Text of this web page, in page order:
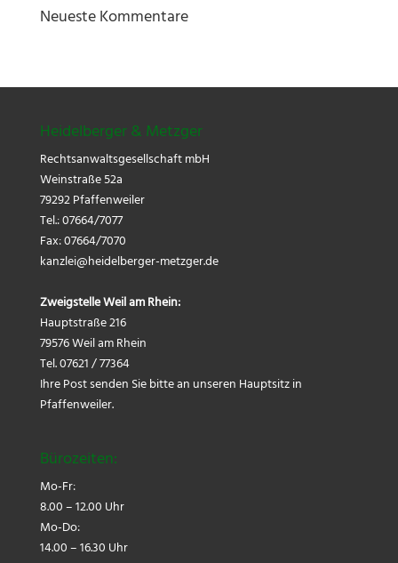
Neueste Kommentare
Heidelberger & Metzger
Rechtsanwaltsgesellschaft mbH
Weinstraße 52a
79292 Pfaffenweiler
Tel.: 07664/7077
Fax: 07664/7070
kanzlei@heidelberger-metzger.de
Zweigstelle Weil am Rhein:
Hauptstraße 216
79576 Weil am Rhein
Tel. 07621 / 77364
Ihre Post senden Sie bitte an unseren Hauptsitz in
Pfaffenweiler.
Bürozeiten:
Mo-Fr:
8.00 – 12.00 Uhr
Mo-Do:
14.00 – 16.30 Uhr